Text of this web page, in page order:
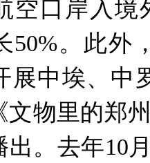
空口岸入境
50%。此外
展中埃、中
文物里的郑
出。去年10